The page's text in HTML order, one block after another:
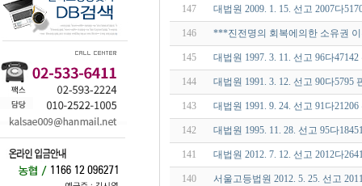
147 대법원 2009. 1. 15. 선고 2007다
146 ***진전명의 회복에의한 소유권
145 대법원 1997. 3. 11. 선고 96다
144 대법원 1991. 3. 12. 선고 90다
143 대법원 1991. 9. 24. 선고 91다
142 대법원 1995. 11. 28. 선고 95다
141 대법원 2012. 7. 12. 선고 2012다
140 서울고등법원 2012. 5. 25. 선고